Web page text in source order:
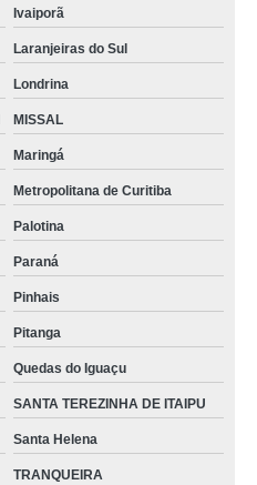
Ivaiporã
Laranjeiras do Sul
Londrina
MISSAL
Maringá
Metropolitana de Curitiba
Palotina
Paraná
Pinhais
Pitanga
Quedas do Iguaçu
SANTA TEREZINHA DE ITAIPU
Santa Helena
TRANQUEIRA